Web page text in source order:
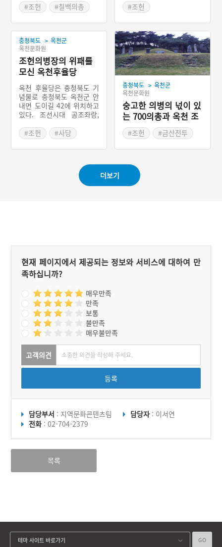
과 치열한 접전을 벌이는 등
호서지역에 침입했던 일본
군에 막대한 타격을 가했다.
충청도 의병도 많은 희생을
당하며 금산성 싸움에서 패
하기는 하였지만, 일본군도
많은 사상자를 내고 후퇴함
에 따라, 호서·호남지방은
온전함을 되찾을 수 있었다.
#조헌 #칠백의총
#조헌
충청북도 > 옥천군
옥천문화원
조헌의병장의 위패를
모신 옥천후율당
옥천 후율당은 충청북도 기
념물로 충청북도 옥천군 안
내면 도이길 42에 위치하고
있다. 조선시대 공조좌랑,
지낸 문신이자 임진왜란 때
의 의병장이었던 조헌의 위
패를 모시고 있는 사당이다.
칸의 팔작지붕건물로 보은
현감을 사직하고 옥천에 있
을 때 제자를 양성하기 위해
#조헌
#사당
충청북도 > 옥천군
옥천문화원
숭고한 의병의 넋이 있
는 700의총과 옥천 조
헌 묘소
#조헌
#금산전투
더보기
현재 페이지에서 제공되는 정보와 서비스에 대하여 만
족하십니까?
매우만족
만족
보통
불만족
매우불만족
고객의견
등록
담당부서 : 지역문화콘텐츠팀 담당자 : 이서연
전화 : 02-704-2379
목록
테마 사이트 바로가기 GO